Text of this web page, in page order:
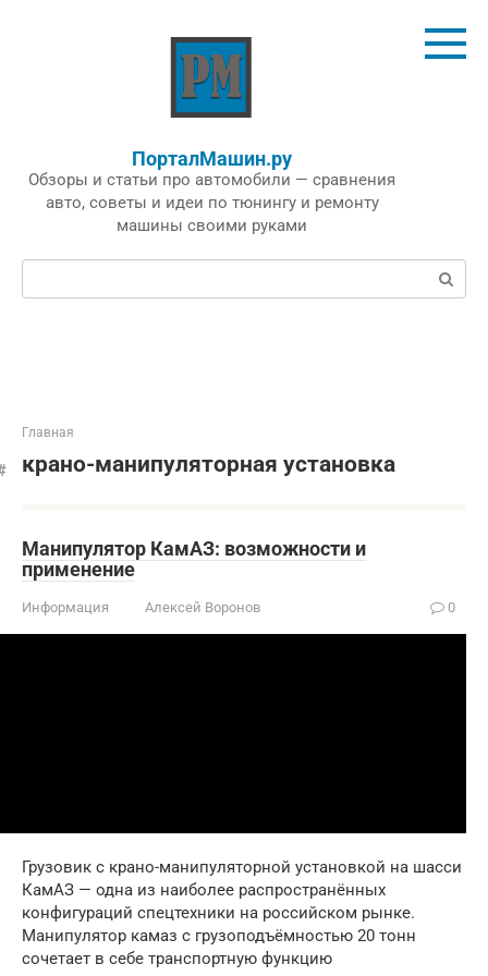
ПорталМашин.ру
Обзоры и статьи про автомобили — сравнения
авто, советы и идеи по тюнингу и ремонту
машины своими руками
Поиск:
Главная
крано-манипуляторная установка
Манипулятор КамАЗ: возможности и
применение
Информация Алексей Воронов 0
Грузовик с крано-манипуляторной установкой на шасси
КамАЗ — одна из наиболее распространённых
конфигураций спецтехники на российском рынке.
Манипулятор камаз с грузоподъёмностью 20 тонн
сочетает в себе транспортную функцию